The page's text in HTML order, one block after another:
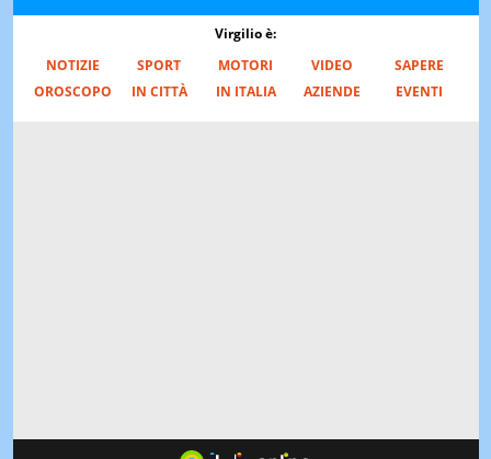
Virgilio è:
NOTIZIE
SPORT MOTORI VIDEO
SAPERE
OROSCOPO
IN CITTÀ IN ITALIA AZIENDE EVENTI